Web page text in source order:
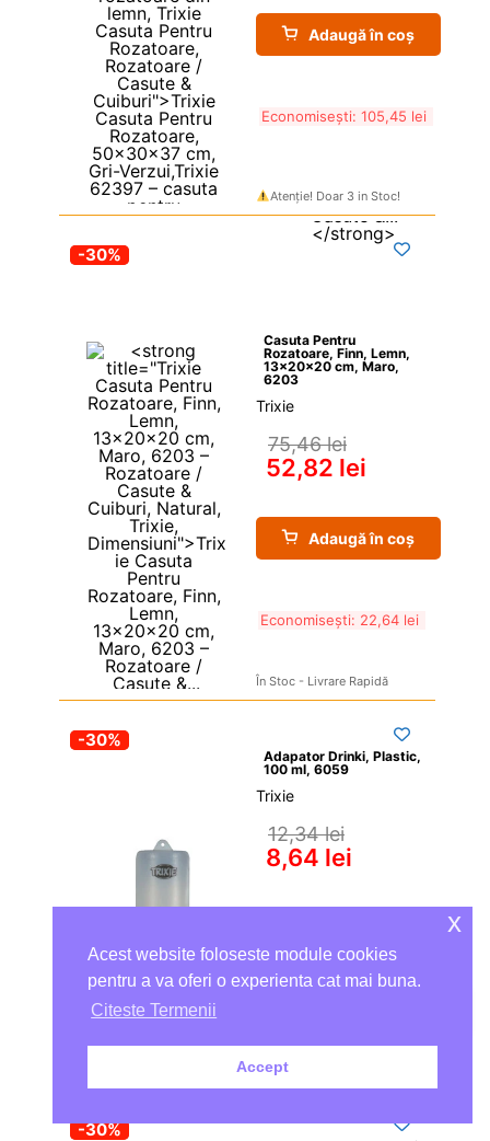
Adaugă în coș
Economisești: 105,45 lei
Atenție! Doar 3 in Stoc!
-30%
Casuta Pentru
Rozatoare, Finn, Lemn,
13x20x20 cm, Maro,
6203
Trixie
75,46 lei
52,82 lei
Adaugă în coș
Economisești: 22,64 lei
În Stoc - Livrare Rapidă
-30%
Adapator Drinki, Plastic,
100 ml, 6059
Trixie
12,34 lei
8,64 lei
În Stoc - Livrare Rapidă
-30%
Acest website foloseste module cookies
pentru a va oferi o experienta cat mai buna.
Citeste Termenii
Accept
x